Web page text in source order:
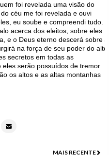
foi revelada uma visão do
céu me foi revelada e ouvi
eu soube e compreendi tudo.
acerca dos eleitos, sobre eles
e o Deus eterno descerá sobre a
na força de seu poder do alto
secretos em todas as
serão possuídos de tremor
os altos e as altas montanhas
MAIS RECENTE